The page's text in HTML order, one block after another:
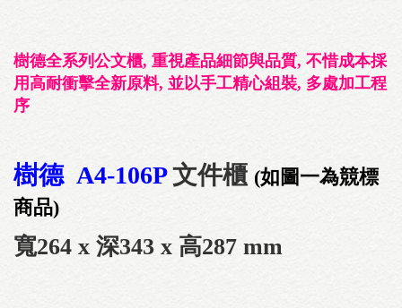
樹德全系列公文櫃, 重視產品細節與品質, 不惜成本採
用高耐衝擊全新原料, 並以手工精心組裝, 多處加工程
序
樹德 A4-106P文件櫃 (如圖一為競標
商品)
寬264 x 深343 x 高287 mm